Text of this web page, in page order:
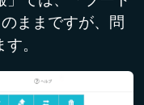
ままですが、問
。